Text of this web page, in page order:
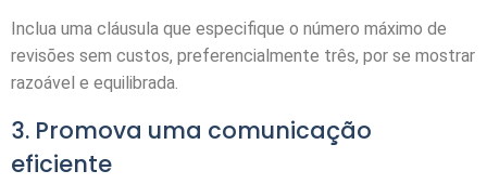
Inclua uma cláusula que especifique o número máximo de
revisões sem custos, preferencialmente três, por se mostrar
razoável e equilibrada.
3. Promova uma comunicação
eficiente